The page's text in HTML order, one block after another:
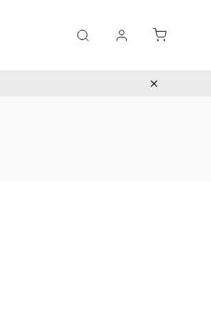
Výprodej Bižuterie